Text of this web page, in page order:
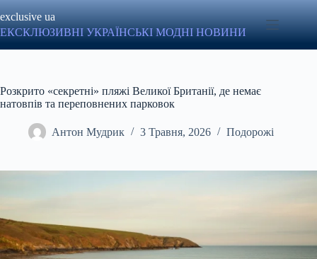
до
вмісту
exclusive ua
ЕКСКЛЮЗИВНІ УКРАЇНСЬКІ МОДНІ НОВИНИ
Розкрито «секретні» пляжі Великої Британії, де немає
натовпів та переповнених парковок
Антон Мудрик 3 Травня, 2026 Подорожі